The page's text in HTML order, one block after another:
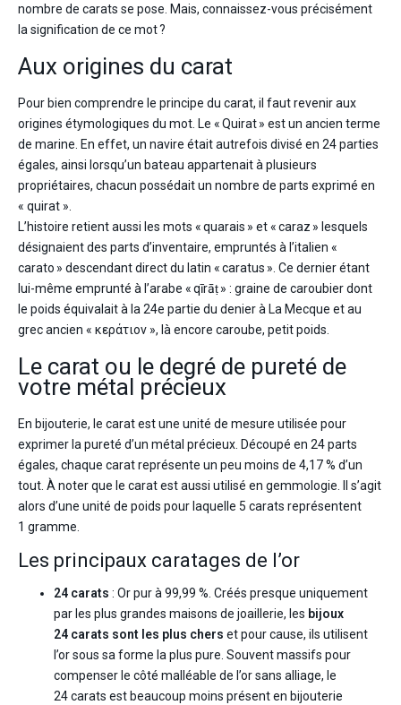
nombre de carats se pose. Mais, connaissez-vous précisément
la signification de ce mot ?
Aux origines du carat
Pour bien comprendre le principe du carat, il faut revenir aux
origines étymologiques du mot. Le « Quirat » est un ancien terme
de marine. En effet, un navire était autrefois divisé en 24 parties
égales, ainsi lorsqu’un bateau appartenait à plusieurs
propriétaires, chacun possédait un nombre de parts exprimé en
« quirat ».
L’histoire retient aussi les mots « quarais » et « caraz » lesquels
désignaient des parts d’inventaire, empruntés à l’italien «
carato » descendant direct du latin « caratus ». Ce dernier étant
lui-même emprunté à l’arabe « qīrāṭ » : graine de caroubier dont
le poids équivalait à la 24e partie du denier à La Mecque et au
grec ancien « κεράτιον », là encore caroube, petit poids.
Le carat ou le degré de pureté de
votre métal précieux
En bijouterie, le carat est une unité de mesure utilisée pour
exprimer la pureté d’un métal précieux. Découpé en 24 parts
égales, chaque carat représente un peu moins de 4,17 % d’un
tout. À noter que le carat est aussi utilisé en gemmologie. Il s’agit
alors d’une unité de poids pour laquelle 5 carats représentent
1 gramme.
Les principaux caratages de l’or
24 carats : Or pur à 99,99 %. Créés presque uniquement
par les plus grandes maisons de joaillerie, les bijoux
24 carats sont les plus chers et pour cause, ils utilisent
l’or sous sa forme la plus pure. Souvent massifs pour
compenser le côté malléable de l’or sans alliage, le
24 carats est beaucoup moins présent en bijouterie